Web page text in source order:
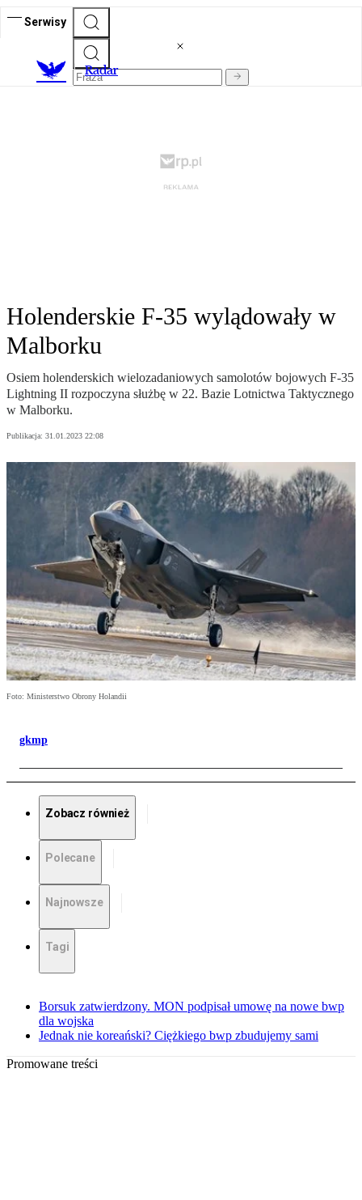
Serwisy
Radar
Holenderskie F-35 wylądowały w
Malborku
Osiem holenderskich wielozadaniowych samolotów bojowych F-35
Lightning II rozpoczyna służbę w 22. Bazie Lotnictwa Taktycznego
w Malborku.
Publikacja: 31.01.2023 22:08
Foto: Ministerstwo Obrony Holandii
gkmp
Zobacz również
Polecane
Najnowsze
Tagi
Borsuk zatwierdzony. MON podpisał umowę na nowe bwp
dla wojska
Jednak nie koreański? Ciężkiego bwp zbudujemy sami
Promowane treści